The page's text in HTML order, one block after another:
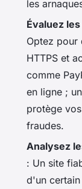
les
Évaluez
Optez pour
HTTPS et
comme
en ligne ;
protège
fraudes.
Analysez
: Un site
d'un